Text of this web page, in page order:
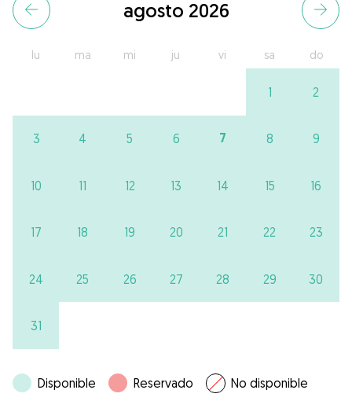
agosto 2026
lu ma mi ju vi sa do
1 2
3 4 5 6 7 8 9
10 11 12 13 14 15 16
17 18 19 20 21 22 23
24 25 26 27 28 29 30
31
Disponible Reservado No disponible